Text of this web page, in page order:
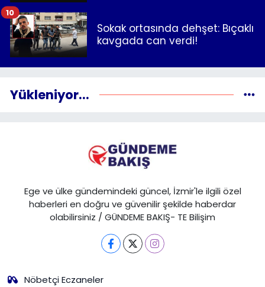
Sokak ortasında dehşet: Bıçaklı
kavgada can verdi!
10
Yükleniyor...
Ege ve ülke gündemindeki güncel, İzmir'le ilgili özel
haberleri en doğru ve güvenilir şekilde haberdar
olabilirsiniz / GÜNDEME BAKIŞ- TE Bilişim
Nöbetçi Eczaneler